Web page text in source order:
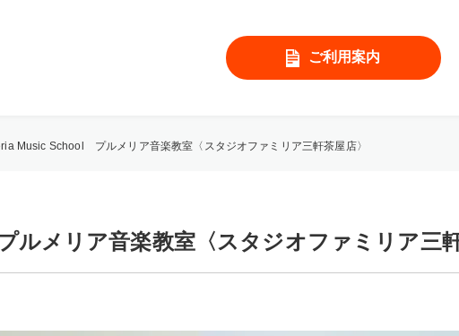
ご利用案内
Music School プルメリア音楽教室〈スタジオファミリア三軒茶屋店〉
メリア音楽教室〈スタジオファミリア三軒